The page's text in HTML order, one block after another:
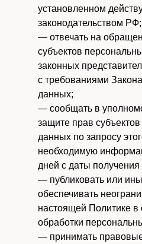
установленном
законодательством РФ;
— отвечать на
субъектов
законных
с требованиями
данных;
— сообщать в
защите прав
данных по запросу
необходимую
дней с даты получения
— публиковать или
обеспечивать
настоящей Политике в
обработки
— принимать